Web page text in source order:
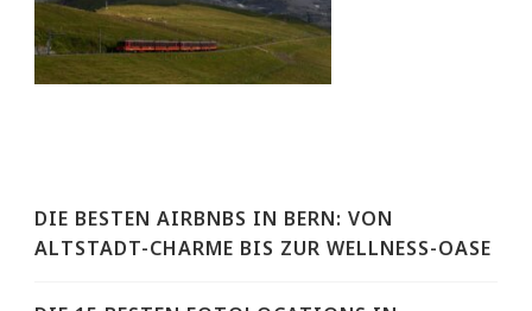
DIE BESTEN AIRBNBS IN BERN: VON
ALTSTADT-CHARME BIS ZUR WELLNESS-OASE